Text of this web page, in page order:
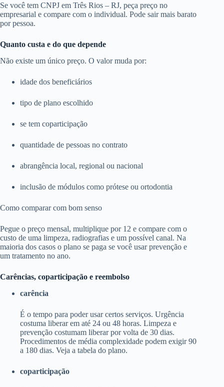
Se você tem CNPJ em Três Rios – RJ, peça preço no
empresarial e compare com o individual. Pode sair mais barato
por pessoa.
Quanto custa e do que depende
Não existe um único preço. O valor muda por:
idade dos beneficiários
tipo de plano escolhido
se tem coparticipação
quantidade de pessoas no contrato
abrangência local, regional ou nacional
inclusão de módulos como prótese ou ortodontia
Como comparar com bom senso
Pegue o preço mensal, multiplique por 12 e compare com o
custo de uma limpeza, radiografias e um possível canal. Na
maioria dos casos o plano se paga se você usar prevenção e
um tratamento no ano.
Carências, coparticipação e reembolso
carência
É o tempo para poder usar certos serviços. Urgência
costuma liberar em até 24 ou 48 horas. Limpeza e
prevenção costumam liberar por volta de 30 dias.
Procedimentos de média complexidade podem exigir 90
a 180 dias. Veja a tabela do plano.
coparticipação